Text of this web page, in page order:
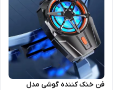
فن خنک کننده گوشی مدل